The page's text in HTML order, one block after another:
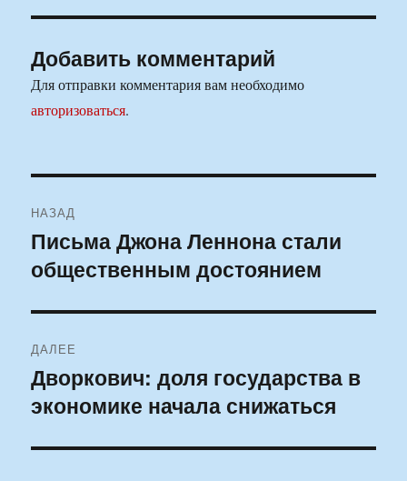
Добавить комментарий
Для отправки комментария вам необходимо
авторизоваться.
по
записям
НАЗАД
Предыдущая
запись:
Письма Джона Леннона стали
общественным достоянием
ДАЛЕЕ
Следующая
запись:
Дворкович: доля государства в
экономике начала снижаться